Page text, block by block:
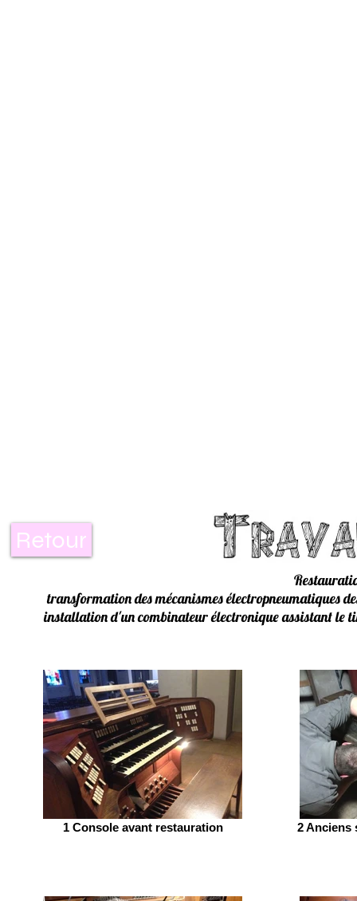
Retour
transformation des mécanismes électropneumatiques
installation d'un combinateur électronique assistant le
1 Console avant restauration 2 Anciens